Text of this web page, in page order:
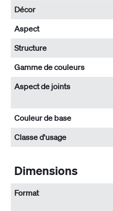
Décor
Aspect
Structure
Gamme de couleurs
Aspect de joints
Couleur de base
Classe d'usage
Dimensions
Format